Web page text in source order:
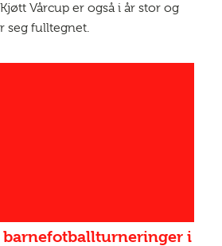
Vårcup er også i år stor og
seg fulltegnet.
barnefotballturneringer i